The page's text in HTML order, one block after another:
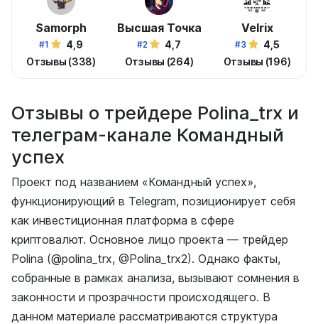
Samorph
#1
4,9
Отзывы (338)
Высшая Точка
#2
4,7
Отзывы (264)
Velrix
#3
4,5
Отзывы (196)
Отзывы о трейдере Polina_trx и
телеграм-канале Командный
успех
Проект под названием «Командный успех»,
функционирующий в Telegram, позиционирует себя
как инвестиционная платформа в сфере
криптовалют. Основное лицо проекта — трейдер
Polina (@polina_trx, @Polina_trx2). Однако факты,
собранные в рамках анализа, вызывают сомнения в
законности и прозрачности происходящего. В
данном материале рассматриваются структура